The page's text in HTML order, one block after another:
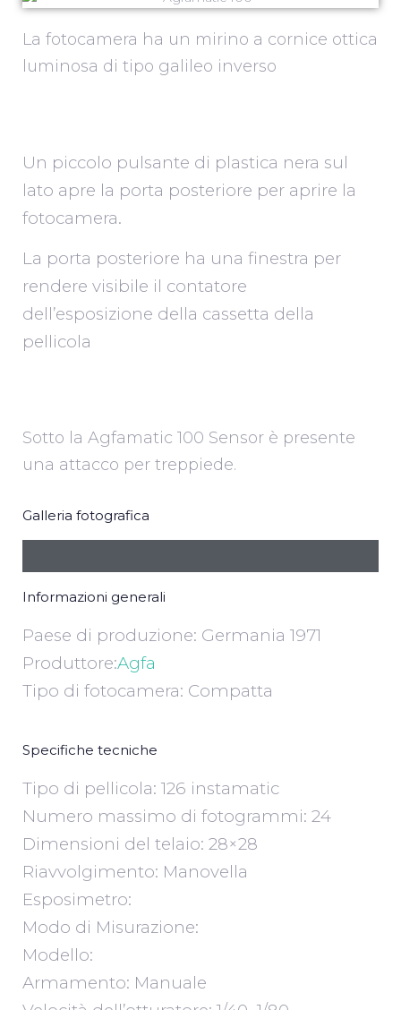
La fotocamera ha un mirino a cornice ottica
luminosa di tipo galileo inverso
Un piccolo pulsante di plastica nera sul
lato apre la porta posteriore per aprire la
fotocamera.
La porta posteriore ha una finestra per
rendere visibile il contatore
dell’esposizione della cassetta della
pellicola
Sotto la Agfamatic 100 Sensor è presente
una attacco per treppiede.
Galleria fotografica
Informazioni generali
Paese di produzione: Germania 1971
Produttore:Agfa
Tipo di fotocamera: Compatta
Specifiche tecniche
Tipo di pellicola: 126 instamatic
Numero massimo di fotogrammi: 24
Dimensioni del telaio: 28×28
Riavvolgimento: Manovella
Esposimetro:
Modo di Misurazione:
Modello:
Armamento: Manuale